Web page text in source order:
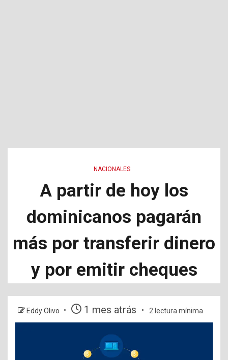
NACIONALES
A partir de hoy los
dominicanos pagarán
más por transferir dinero
y por emitir cheques
Eddy Olivo 1 mes atrás 2 lectura mínima